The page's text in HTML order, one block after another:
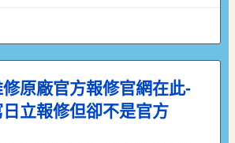
修原廠官方報修官網在此-
立報修但卻不是官方